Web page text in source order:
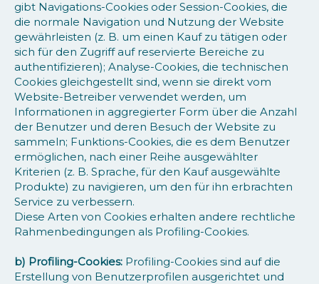
gibt Navigations-Cookies oder Session-Cookies, die
die normale Navigation und Nutzung der Website
gewährleisten (z. B. um einen Kauf zu tätigen oder
sich für den Zugriff auf reservierte Bereiche zu
authentifizieren); Analyse-Cookies, die technischen
Cookies gleichgestellt sind, wenn sie direkt vom
Website-Betreiber verwendet werden, um
Informationen in aggregierter Form über die Anzahl
der Benutzer und deren Besuch der Website zu
sammeln; Funktions-Cookies, die es dem Benutzer
ermöglichen, nach einer Reihe ausgewählter
Kriterien (z. B. Sprache, für den Kauf ausgewählte
Produkte) zu navigieren, um den für ihn erbrachten
Service zu verbessern.
Diese Arten von Cookies erhalten andere rechtliche
Rahmenbedingungen als Profiling-Cookies.
b) Profiling-Cookies: Profiling-Cookies sind auf die
Erstellung von Benutzerprofilen ausgerichtet und